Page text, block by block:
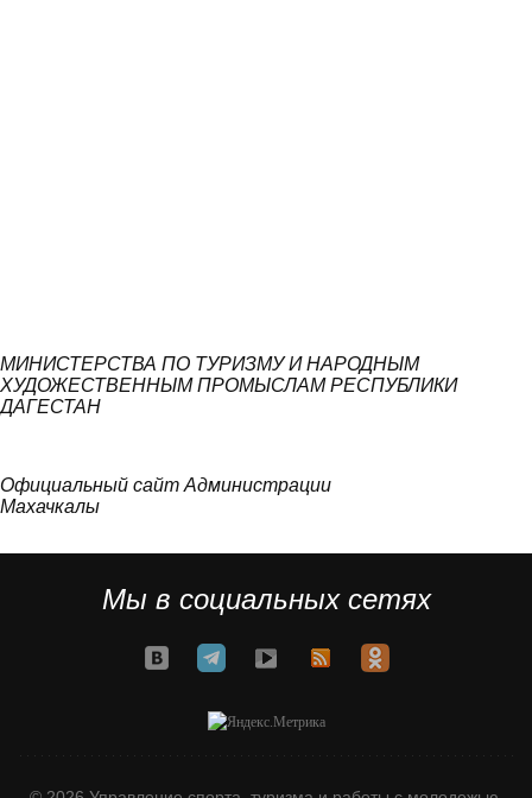
МИНИСТЕРСТВА ПО ТУРИЗМУ И НАРОДНЫМ
ХУДОЖЕСТВЕННЫМ ПРОМЫСЛАМ РЕСПУБЛИКИ
ДАГЕСТАН
Официальный сайт Администрации
Махачкалы
Мы в социальных сетях